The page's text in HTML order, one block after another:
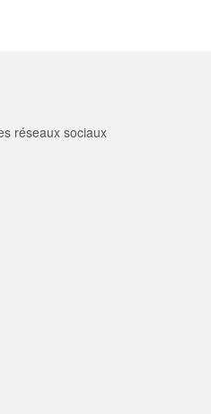
réseaux sociaux